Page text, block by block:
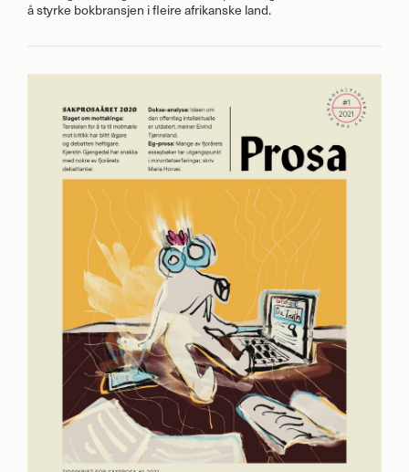
å styrke bokbransjen i fleire afrikanske land.